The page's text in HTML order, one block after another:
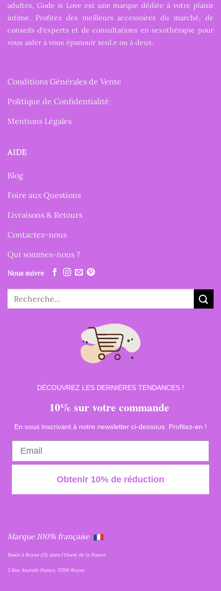
adultes, Gode is Love est une marque dédiée à votre plaisir
intime. Profitez des meilleurs accessoires du marché, de
conseils d'experts et de consultations en sexothérapie pour
vous aider à vous épanouir seul.e ou à deux.
Conditions Générales de Vente
Politique de Confidentialité
Mentions Légales
AIDE
Blog
Foire aux Questions
Livraisons & Retours
Contactez-nous
Qui sommes-nous ?
Nous suivre
Recherche
DÉCOUVREZ LES DERNIÈRES TENDANCES !
10% sur votre commande
En vous inscrivant à notre newsletter ci-dessous. Profitez-en !
Obtenir 10% de réduction
Marque 100% française
Basée à Royan (17), dans l'Ouest de la France
5 Rue Anatole France, 17200 Royan